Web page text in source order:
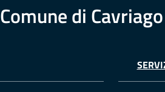
Comune di Cavriago